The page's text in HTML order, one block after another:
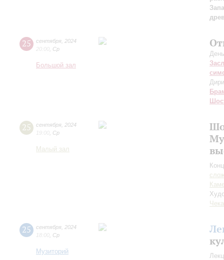
25 сентября 2024
20:00 Ср
Большой зал
25 сентября 2024
19:00 Ср
Малый зал
25 сентября 2024
18:00 Ср
Музиторий